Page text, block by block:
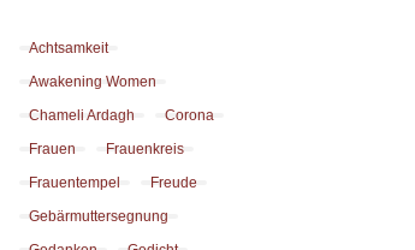
Achtsamkeit
Awakening Women
Chameli Ardagh
Corona
Frauen
Frauenkreis
Frauentempel
Freude
Gebärmuttersegnung